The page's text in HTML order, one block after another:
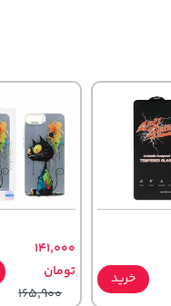
خرید
141,000
تومان
165,900